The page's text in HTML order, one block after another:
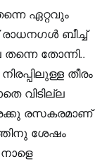
ഏറ്റവും
ബീച്ച്
തോന്നി..
തീരം
വിടില്ല
രസകരമാണ്
ശേഷം